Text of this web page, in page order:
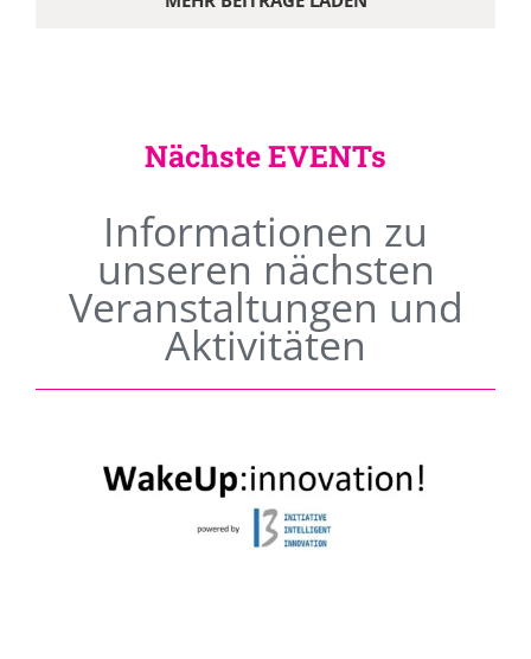
Nächste EVENTs
Informationen zu
unseren nächsten
Veranstaltungen und
Aktivitäten